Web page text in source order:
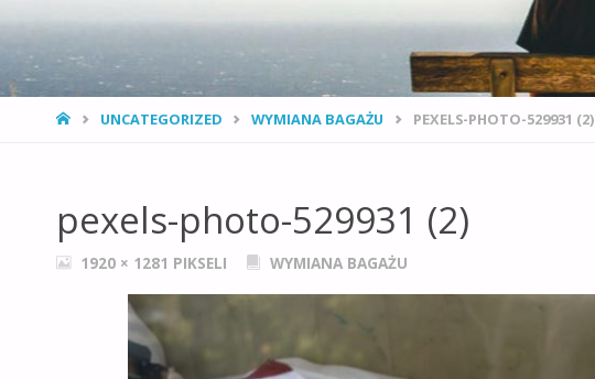
STRONA
UNCATEGORIZED WYMIANA BAGAŻU PEXELS-PHOTO-529931 (2)
pexels-photo-529931 (2)
PEŁNY1920 × 1281 PIKSELI WYMIANA BAGAŻU